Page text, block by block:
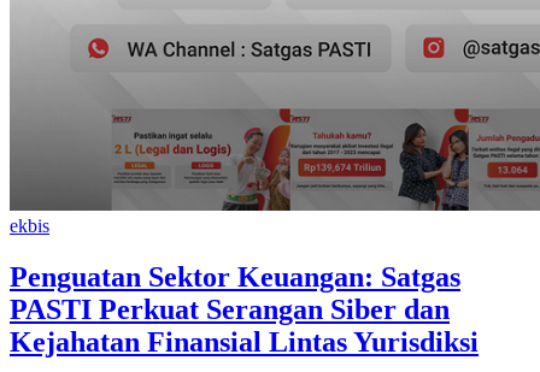
ekbis
Penguatan Sektor Keuangan: Satgas
PASTI Perkuat Serangan Siber dan
Kejahatan Finansial Lintas Yurisdiksi